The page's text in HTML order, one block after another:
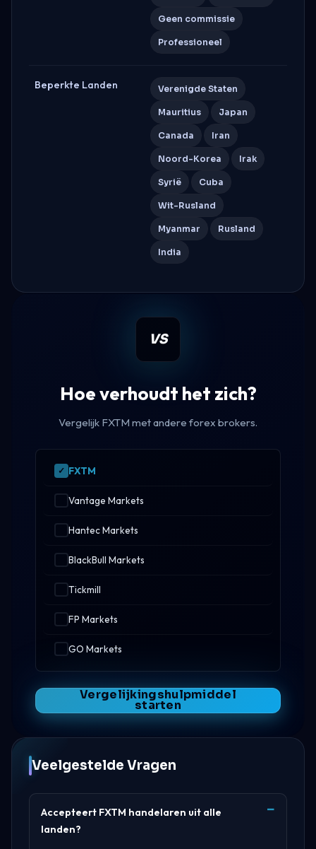
Geen commissie
Professioneel
Beperkte Landen Verenigde Staten
Mauritius Japan
Canada Iran
Noord-Korea Irak
Syrië Cuba
Wit-Rusland
Myanmar Rusland
India
VS
Hoe verhoudt het zich?
Vergelijk FXTM met andere forex brokers.
FXTM
Vantage Markets
Hantec Markets
BlackBull Markets
Tickmill
FP Markets
GO Markets
Vergelijkingshulpmiddel
starten
Veelgestelde Vragen
Accepteert FXTM handelaren uit alle
landen?